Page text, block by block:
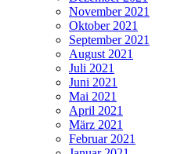
November 2021
Oktober 2021
September 2021
August 2021
Juli 2021
Juni 2021
Mai 2021
April 2021
März 2021
Februar 2021